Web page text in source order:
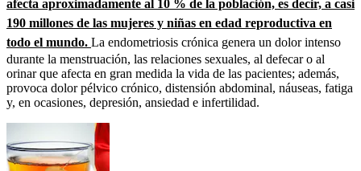
afecta aproximadamente al 10 % de la población, es decir, a casi
190 millones de las mujeres y niñas en edad reproductiva en
todo el mundo. La endometriosis crónica genera un dolor intenso
durante la menstruación, las relaciones sexuales, al defecar o al
orinar que afecta en gran medida la vida de las pacientes; además,
provoca dolor pélvico crónico, distensión abdominal, náuseas, fatiga
y, en ocasiones, depresión, ansiedad e infertilidad.